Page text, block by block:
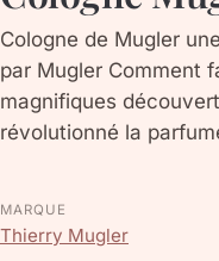
Cologne de Mugler
par Mugler Comment
magnifiques
révolutionné la
MARQUE
Thierry Mugler